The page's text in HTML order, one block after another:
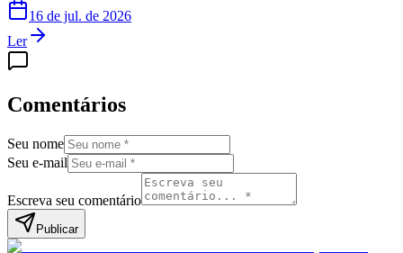
16 de jul. de 2026
Ler
Comentários
Seu nome
Seu e-mail
Escreva seu comentário
Publicar